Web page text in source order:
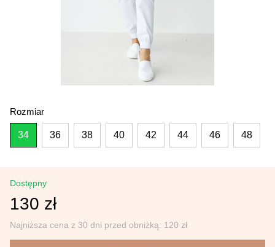
Rozmiar
34 36 38 40 42 44 46 48
Dostępny
130 zł
Najniższa cena z 30 dni przed obniżką: 120 zł